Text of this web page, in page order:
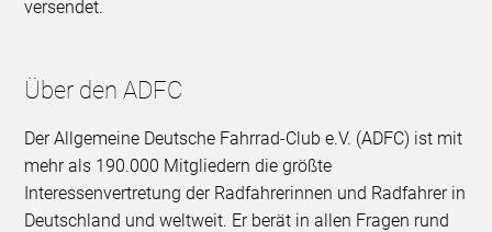
versendet.
Über den ADFC
Der Allgemeine Deutsche Fahrrad-Club e.V. (ADFC) ist mit
mehr als 190.000 Mitgliedern die größte
Interessenvertretung der Radfahrerinnen und Radfahrer in
Deutschland und weltweit. Er berät in allen Fragen rund